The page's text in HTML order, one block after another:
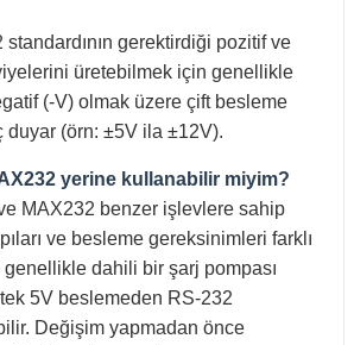
gerektirdiği pozitif ve
üretebilmek için genellikle
(-V) olmak üzere çift besleme
(örn: ±5V ila ±12V).
yerine kullanabilir miyim?
MAX232 benzer işlevlere sahip
ve besleme gereksinimleri farklı
dahili bir şarj pompası
5V beslemeden RS-232
Değişim yapmadan önce